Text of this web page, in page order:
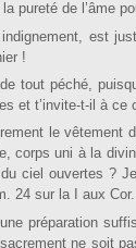
pu­reté de l’âme
est
!
tout péché,
et t’in­vite-t-il à
le vêtement
corps uni à la
ciel ouvertes ?
24 sur la I aux
préparation
ne soit